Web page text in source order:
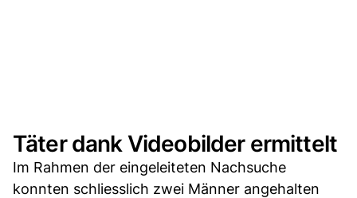
Täter dank Videobilder ermittelt
Im Rahmen der eingeleiteten Nachsuche
konnten schliesslich zwei Männer angehalten